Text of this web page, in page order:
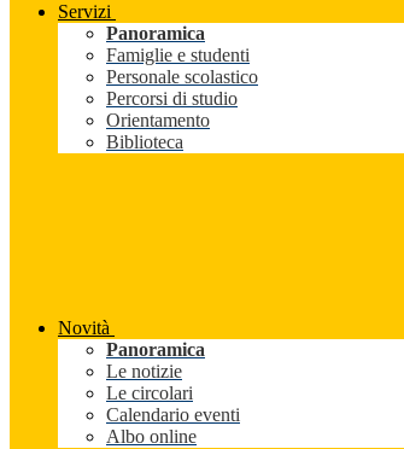
Servizi
Panoramica
Famiglie e studenti
Personale scolastico
Percorsi di studio
Orientamento
Biblioteca
Novità
Panoramica
Le notizie
Le circolari
Calendario eventi
Albo online